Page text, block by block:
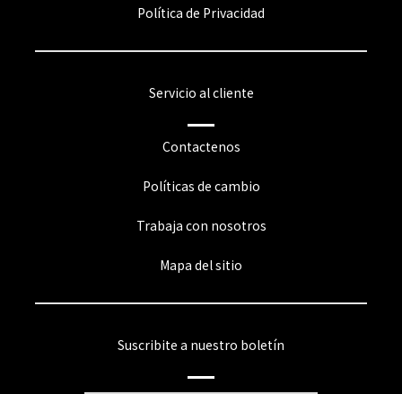
Política de Privacidad
Servicio al cliente
Contactenos
Políticas de cambio
Trabaja con nosotros
Mapa del sitio
Suscribite a nuestro boletín